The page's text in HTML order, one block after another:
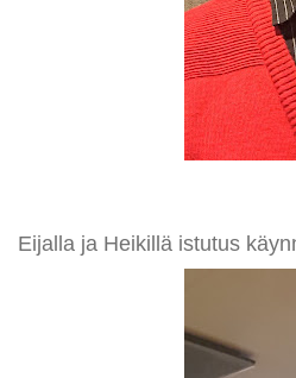
Eijalla ja Heikillä istutus